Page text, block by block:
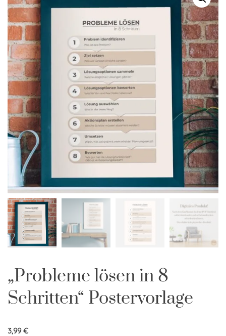
„Probleme lösen in 8
Schritten“ Postervorlage
3,99€